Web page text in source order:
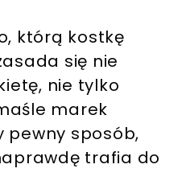
którą kostkę
się nie
nie tylko
marek
pewny sposób,
trafia do